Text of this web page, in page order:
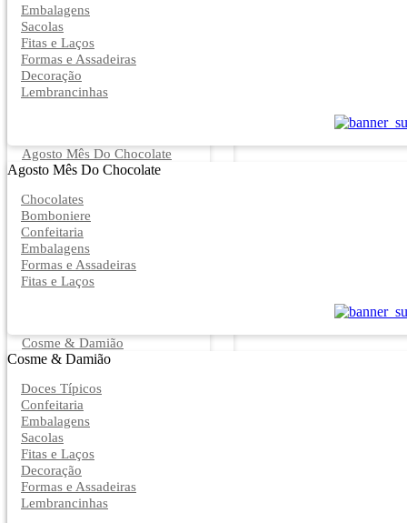
Embalagens
Sacolas
Fitas e Laços
Formas e Assadeiras
Decoração
Lembrancinhas
Agosto Mês Do Chocolate
Agosto Mês Do Chocolate
Chocolates
Bomboniere
Confeitaria
Embalagens
Formas e Assadeiras
Fitas e Laços
Cosme & Damião
Cosme & Damião
Doces Típicos
Confeitaria
Embalagens
Sacolas
Fitas e Laços
Decoração
Formas e Assadeiras
Lembrancinhas